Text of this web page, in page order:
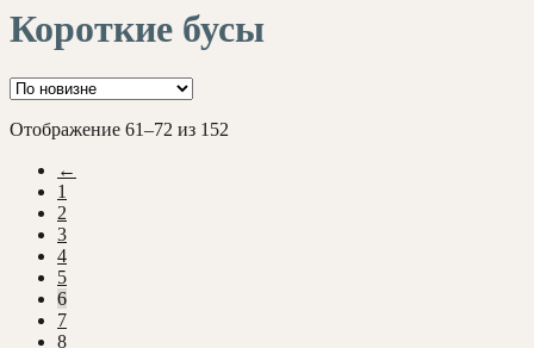
Короткие бусы
Отображение 61–72 из 152
←
1
2
3
4
5
6
7
8